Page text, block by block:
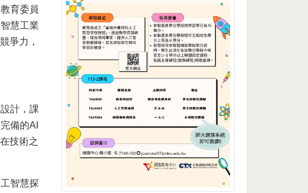
育委員
慧工業
爭力，
計，課
備的AI
技術之
智慧探